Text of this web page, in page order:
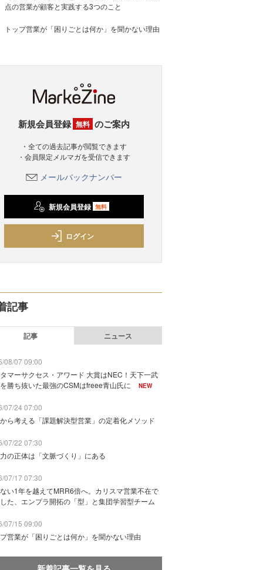
点の営業が顧客と実践する3つのこと
トップ営業が「困りごとは何か」を聞かない理由
新規会員登録 無料 のご案内
・全ての過去記事が閲覧できます
・会員限定メルマガを受信できます
メールバックナンバー
新規会員登録 無料
ログイン
記事
記事 ニュース
08/07 09:00
マーサクセス・アワード 大賞はNEC！天下一武
勝ち抜いた最強のCSMはfreee青山氏に
NEW
07/24 07:00
ら考える「課題解決型営業」の定着化メソッド
07/22 07:30
の正体は「文脈づくり」にある
07/17 07:30
い1年を越えてMRR6倍へ。カリスマ営業不在で
た、エンプラ開拓の「型」と集団学習型チーム
07/15 09:00
営業が「困りごとは何か」を聞かない理由